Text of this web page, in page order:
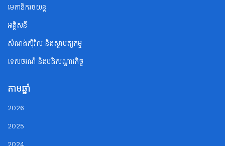
មេកានិករថយន្ត
អគ្គិសនី
សំណង់ស៊ីវិល និងស្ថាបត្យកម្ម
ទេសចរណ័ និងបដិសណ្ឋារកិច្ច
តាមឆ្នាំ
2026
2025
2024